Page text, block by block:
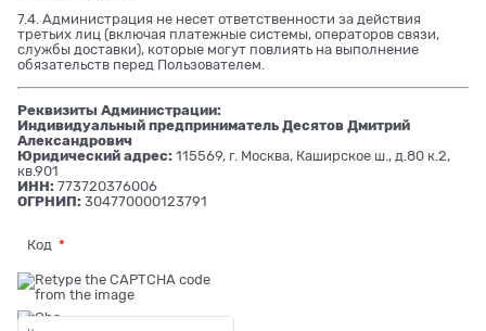
7.4. Администрация не несет ответственности за действия
третьих лиц (включая платежные системы, операторов связи,
службы доставки), которые могут повлиять на выполнение
обязательств перед Пользователем.
Реквизиты Администрации:
Индивидуальный предприниматель Десятов Дмитрий
Александрович
Юридический адрес: 115569, г. Москва, Каширское ш., д.80 к.2,
кв.901
ИНН: 773720376006
ОГРНИП: 304770000123791
Код